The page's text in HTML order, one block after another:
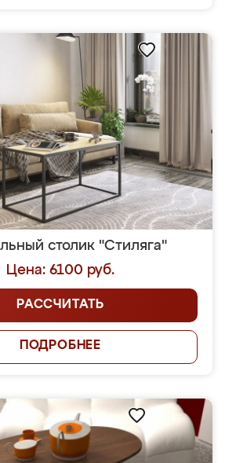
столик "Стиляга"
Цена: 6100 руб.
РАССЧИТАТЬ
ПОДРОБНЕЕ